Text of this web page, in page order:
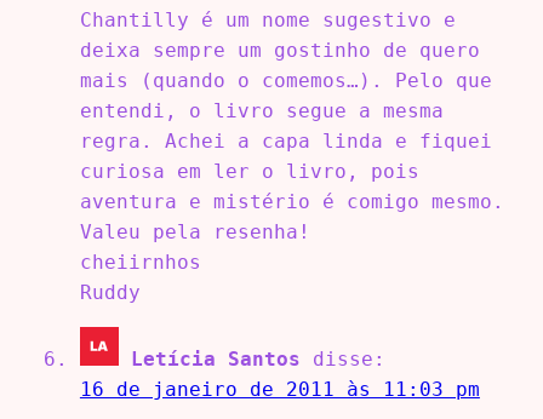
Chantilly é um nome sugestivo e
deixa sempre um gostinho de quero
mais (quando o comemos…). Pelo que
entendi, o livro segue a mesma
regra. Achei a capa linda e fiquei
curiosa em ler o livro, pois
aventura e mistério é comigo mesmo.
Valeu pela resenha!
cheiirnhos
Ruddy
Letícia Santos
disse:
16 de janeiro de 2011 às 11:03 pm